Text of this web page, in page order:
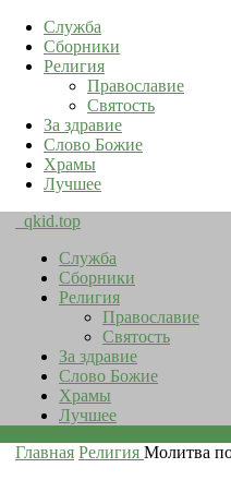
Служба
Сборники
Религия
Православие
Святость
За здравие
Слово Божие
Храмы
Лучшее
qkid.top
Служба
Сборники
Религия
Православие
Святость
За здравие
Слово Божие
Храмы
Лучшее
Главная Религия Молитва